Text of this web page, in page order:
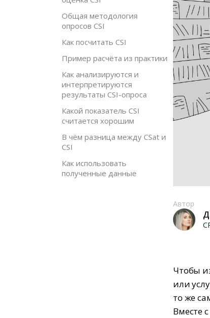
Общая методология
опросов CSI
Как посчитать CSI
Пример расчёта из практики
Как анализируются и
интерпретируются
результаты CSI-опроса
Какой показатель CSI
считается хорошим
В чём разница между CSat и
CSI
Как использовать
полученные данные
Автор
Чтобы
или
то же
Вместе